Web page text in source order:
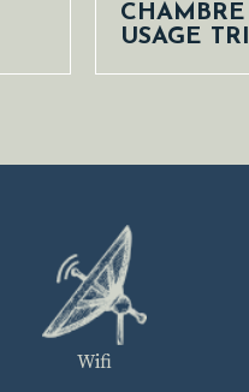
USAGE
Wifi